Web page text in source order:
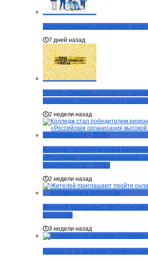
Диспансеризация серебряного
7 дней назад
Проект «Ожившая история: по
приглашает познакомиться с
2 недели назад
Колледж стал победителем
«Российская организация высокой
эффективности – 2026»
2 недели назад
Жителей приглашают пройти
госуслугам
3 недели назад
Навигатор по целевому обучению